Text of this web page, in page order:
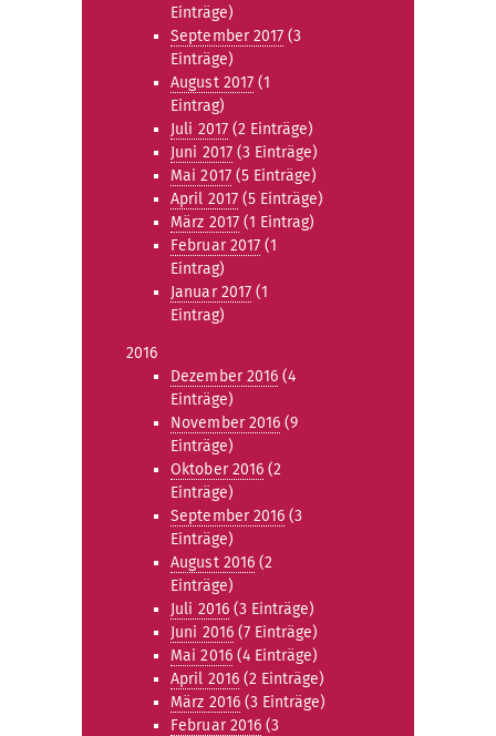
Einträge)
September 2017 (3
Einträge)
August 2017 (1
Eintrag)
Juli 2017(2 Einträge)
Juni 2017(3 Einträge)
Mai 2017(5 Einträge)
April 2017 (5 Einträge)
März 2017(1 Eintrag)
Februar 2017 (1
Eintrag)
Januar 2017 (1
Eintrag)
2016
Dezember 2016 (4
Einträge)
November 2016 (9
Einträge)
Oktober 2016 (2
Einträge)
September 2016 (3
Einträge)
August 2016 (2
Einträge)
Juli 2016(3 Einträge)
Juni 2016(7 Einträge)
Mai 2016(4 Einträge)
April 2016 (2 Einträge)
März 2016(3 Einträge)
Februar 2016 (3